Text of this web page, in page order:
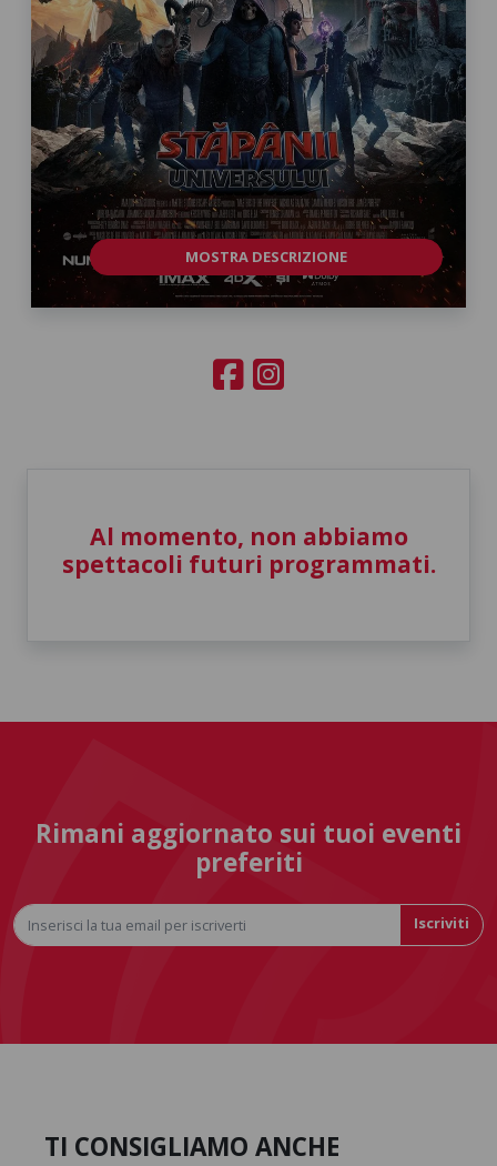
MOSTRA DESCRIZIONE
Al momento, non abbiamo
spettacoli futuri programmati.
Rimani aggiornato sui tuoi eventi
preferiti
Iscriviti
TI CONSIGLIAMO ANCHE